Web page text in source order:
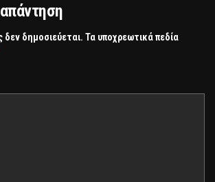
δεν δημοσιεύεται. Τα υποχρεωτικά πεδία